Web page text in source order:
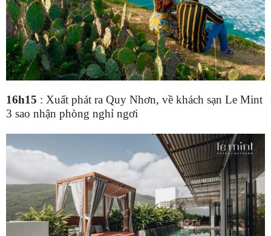
16h15 : Xuất phát ra Quy Nhơn, về khách sạn Le Mint
3 sao nhận phòng nghỉ ngơi